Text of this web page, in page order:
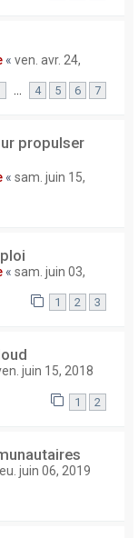
« ven. avr. 24,
… 4 5 6 7
propulser
« sam. juin 15,
« sam. juin 03,
1 2 3
juin 15, 2018
1 2
juin 06, 2019